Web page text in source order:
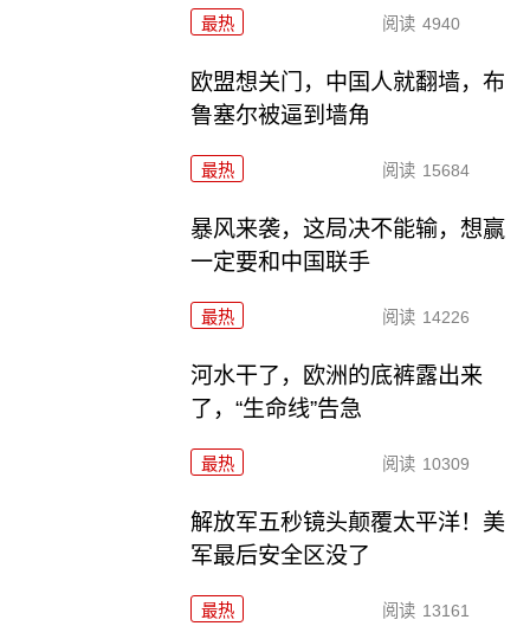
最热 阅读 4940
欧盟想关门，中国人就翻墙，布
鲁塞尔被逼到墙角
最热 阅读 15684
暴风来袭，这局决不能输，想赢
一定要和中国联手
最热 阅读 14226
河水干了，欧洲的底裤露出来
了，“生命线”告急
最热 阅读 10309
解放军五秒镜头颠覆太平洋！美
军最后安全区没了
最热 阅读 13161